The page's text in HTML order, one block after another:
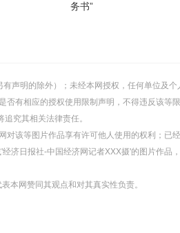
务书”
声明的除外）；未经本网授权，任何单位及个
否有相应的授权使用限制声明，不得违反该等
究其相关法律责任。
对该等图片作品享有许可他人使用的权利；已
济日报社-中国经济网记者XXX摄'的图片作品
本网赞同其观点和对其真实性负责。